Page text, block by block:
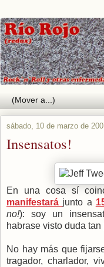
sábado, 10 de marzo de
Insensatos!
En una cosa sí
manifestará junto a
no!): soy un
habrase visto duda
No hay más que
tragador, charlador,